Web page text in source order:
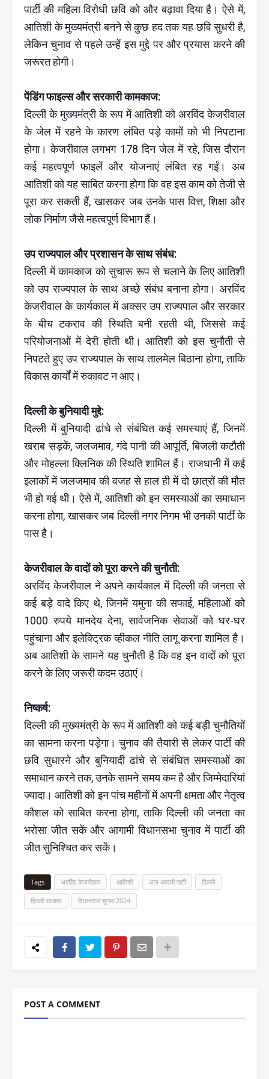
पार्टी की महिला विरोधी छवि को और बढ़ावा दिया है। ऐसे में,
आतिशी के मुख्यमंत्री बनने से कुछ हद तक यह छवि सुधरी है,
लेकिन चुनाव से पहले उन्हें इस मुद्दे पर और प्रयास करने की
जरूरत होगी।
पेंडिंग फाइल्स और सरकारी कामकाज:
दिल्ली के मुख्यमंत्री के रूप में आतिशी को अरविंद केजरीवाल
के जेल में रहने के कारण लंबित पड़े कामों को भी निपटाना
होगा। केजरीवाल लगभग 178 दिन जेल में रहे, जिस दौरान
कई महत्वपूर्ण फाइलें और योजनाएं लंबित रह गईं। अब
आतिशी को यह साबित करना होगा कि वह इस काम को तेजी से
पूरा कर सकती हैं, खासकर जब उनके पास वित्त, शिक्षा और
लोक निर्माण जैसे महत्वपूर्ण विभाग हैं।
उप राज्यपाल और प्रशासन के साथ संबंध:
दिल्ली में कामकाज को सुचारू रूप से चलाने के लिए आतिशी
को उप राज्यपाल के साथ अच्छे संबंध बनाना होगा। अरविंद
केजरीवाल के कार्यकाल में अक्सर उप राज्यपाल और सरकार
के बीच टकराव की स्थिति बनी रहती थी, जिससे कई
परियोजनाओं में देरी होती थी। आतिशी को इस चुनौती से
निपटते हुए उप राज्यपाल के साथ तालमेल बिठाना होगा, ताकि
विकास कार्यों में रुकावट न आए।
दिल्ली के बुनियादी मुद्दे:
दिल्ली में बुनियादी ढांचे से संबंधित कई समस्याएं हैं, जिनमें
खराब सड़कें, जलजमाव, गंदे पानी की आपूर्ति, बिजली कटौती
और मोहल्ला क्लिनिक की स्थिति शामिल हैं। राजधानी में कई
इलाकों में जलजमाव की वजह से हाल ही में दो छात्रों की मौत
भी हो गई थी। ऐसे में, आतिशी को इन समस्याओं का समाधान
करना होगा, खासकर जब दिल्ली नगर निगम भी उनकी पार्टी के
पास है।
केजरीवाल के वादों को पूरा करने की चुनौती:
अरविंद केजरीवाल ने अपने कार्यकाल में दिल्ली की जनता से
कई बड़े वादे किए थे, जिनमें यमुना की सफाई, महिलाओं को
1000 रुपये मानदेय देना, सार्वजनिक सेवाओं को घर-घर
पहुंचाना और इलेक्ट्रिक व्हीकल नीति लागू करना शामिल है।
अब आतिशी के सामने यह चुनौती है कि वह इन वादों को पूरा
करने के लिए जरूरी कदम उठाएं।
निष्कर्ष:
दिल्ली की मुख्यमंत्री के रूप में आतिशी को कई बड़ी चुनौतियों
का सामना करना पड़ेगा। चुनाव की तैयारी से लेकर पार्टी की
छवि सुधारने और बुनियादी ढांचे से संबंधित समस्याओं का
समाधान करने तक, उनके सामने समय कम है और जिम्मेदारियां
ज्यादा। आतिशी को इन पांच महीनों में अपनी क्षमता और नेतृत्व
कौशल को साबित करना होगा, ताकि दिल्ली की जनता का
भरोसा जीत सकें और आगामी विधानसभा चुनाव में पार्टी की
जीत सुनिश्चित कर सकें।
Tags अरविंद केजरीवाल आतिशी आम आदमी पार्टी दिल्ली
दिल्ली सरकार विधानसभा चुनाव 2024
POST A COMMENT